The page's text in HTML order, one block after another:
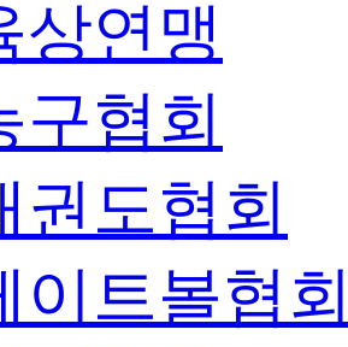
상연맹
구협회
권도협회
이트볼협